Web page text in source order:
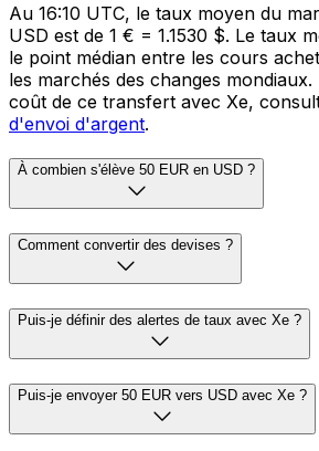
Au 16:10 UTC, le taux moyen du
USD est de 1 € = 1.1530 $. Le taux
le point médian entre les cours
les marchés des changes
coût de ce transfert avec Xe,
d'envoi d'argent.
À combien s'élève 50 EUR en USD ?
Comment convertir des devises ?
Puis-je définir des alertes de taux avec Xe ?
Puis-je envoyer 50 EUR vers USD avec Xe ?